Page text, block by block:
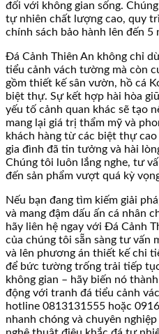
đối với không gian sống.
tự nhiên chất lượng cao, quy
chính sách bảo hành lên đến 5
Đá Cảnh Thiên An không chỉ
tiểu cảnh vách tường mà còn
gồm thiết kế sân vườn, hồ cá
biệt thự. Sự kết hợp hài hòa
yếu tố cảnh quan khác sẽ tạo
mang lại giá trị thẩm mỹ và
khách hàng từ các biệt thự
gia đình đã tin tưởng và hài
Chúng tôi luôn lắng nghe, tư
đến sản phẩm vượt quá kỳ
Nếu bạn đang tìm kiếm giải
và mang đậm dấu ấn cá nhân
hãy liên hệ ngay với Đá Cảnh
của chúng tôi sẵn sàng tư vấn
và lên phương án thiết kế chi
để bức tường trống trải tiếp
không gian – hãy biến nó
động với tranh đá tiểu cảnh
hotline 0813131555 hoặc
nhanh chóng và chuyên